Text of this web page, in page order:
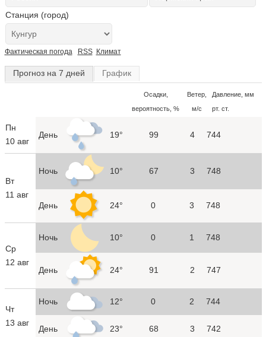
Станция (город)
Фактическая погода RSS Климат
Прогноз на 7 дней График
Осадки,
вероятность, %
Ветер,
м/с
Давление, мм
рт. ст.
Пн
10 авг
День 19° 99 4 744
Вт
11 авг
Ночь 10° 67 3 748
День 24° 0 3 748
Ср
12 авг
Ночь 10° 0 1 748
День 24° 91 2 747
Чт
13 авг
Ночь 12° 0 2 744
День 23° 68 3 742